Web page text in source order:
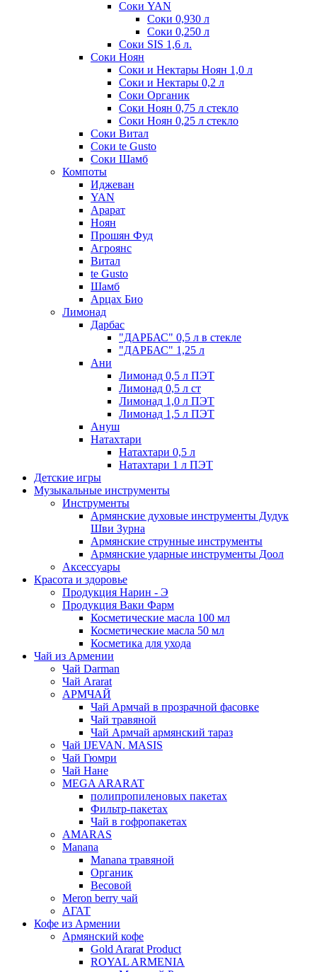
Соки YAN
Соки 0,930 л
Соки 0,250 л
Соки SIS 1,6 л.
Соки Ноян
Соки и Нектары Ноян 1,0 л
Соки и Нектары 0,2 л
Соки Органик
Соки Ноян 0,75 л стекло
Соки Ноян 0,25 л стекло
Соки Витал
Соки te Gusto
Соки Шамб
Компоты
Иджеван
YAN
Арарат
Ноян
Прошян Фуд
Агроянс
Витал
te Gusto
Шамб
Арцах Био
Лимонад
Дарбас
"ДАРБАС" 0,5 л в стекле
"ДАРБАС" 1,25 л
Ани
Лимонад 0,5 л ПЭТ
Лимонад 0,5 л ст
Лимонад 1,0 л ПЭТ
Лимонад 1,5 л ПЭТ
Ануш
Натахтари
Натахтари 0,5 л
Натахтари 1 л ПЭТ
Детские игры
Музыкальные инструменты
Инструменты
Армянские духовые инструменты Дудук
Шви Зурна
Армянские струнные инструменты
Армянские ударные инструменты Доол
Аксессуары
Красота и здоровье
Продукция Нарин - Э
Продукция Ваки Фарм
Косметические масла 100 мл
Косметические масла 50 мл
Косметика для ухода
Чай из Армении
Чай Darman
Чай Ararat
АРМЧАЙ
Чай Армчай в прозрачной фасовке
Чай травяной
Чай Армчай армянский тараз
Чай IJEVAN. MASIS
Чай Гюмри
Чай Нане
MEGA ARARAT
полипропиленовых пакетах
Фильтр-пакетах
Чай в гофропакетах
AMARAS
Manana
Manana травяной
Органик
Весовой
Meron berry чай
АГАТ
Кофе из Армении
Армянский кофе
Gold Ararat Product
ROYAL ARMENIA